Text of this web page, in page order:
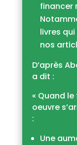
financer
livres
nos
D’après
a dit :
« Quand
oeuvre
:
Une